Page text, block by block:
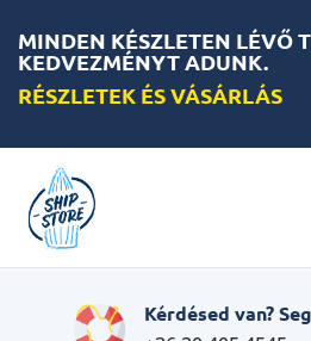
MINDEN KÉSZLETEN LÉVŐ
KEDVEZMÉNYT ADUNK.
RÉSZLETEK ÉS VÁSÁRLÁS
Kérdésed van?